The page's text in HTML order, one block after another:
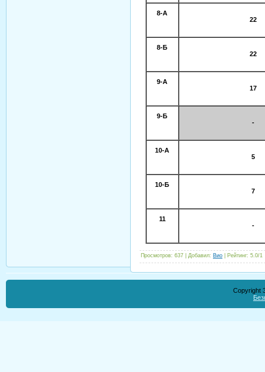
8-А
22
8-Б
22
9-А
17
9-Б
-
10-А
5
10-Б
7
11
-
Просмотров: 637 Добавил: Вио Рейтинг: 5.0/1
Copyright